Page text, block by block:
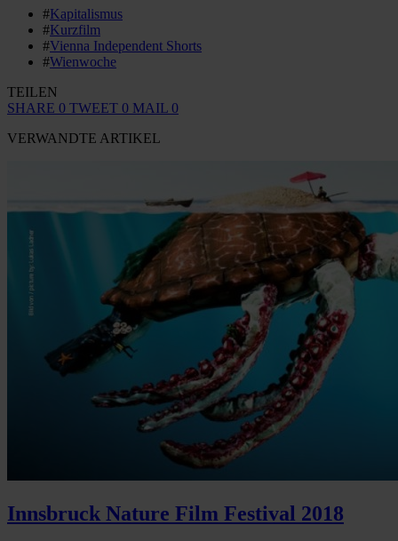
#Kapitalismus
#Kurzfilm
#Vienna Independent Shorts
#Wienwoche
TEILEN
SHARE 0 TWEET 0 MAIL 0
VERWANDTE ARTIKEL
Innsbruck Nature Film Festival 2018